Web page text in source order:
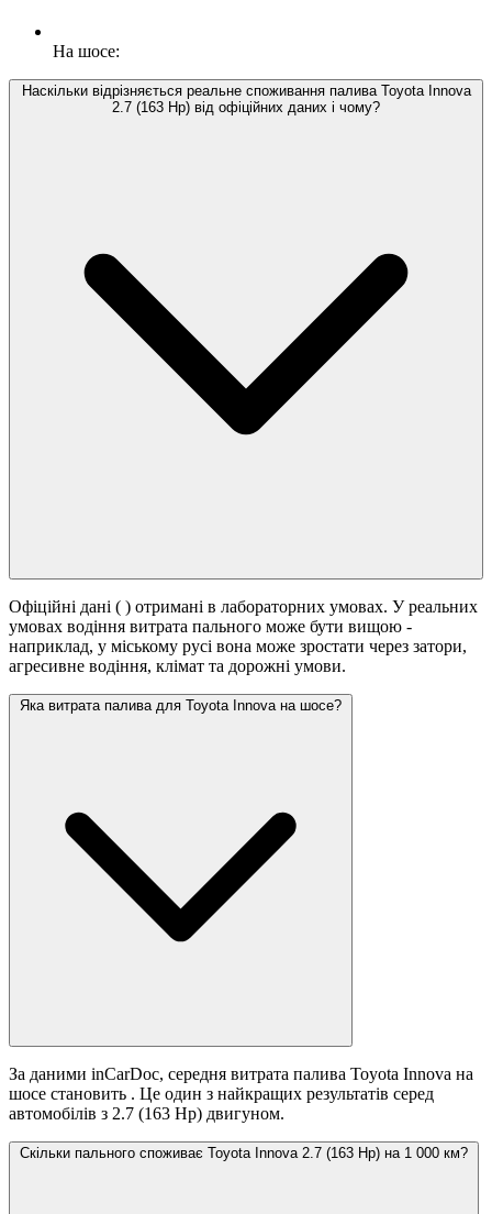
На шосе:
Наскільки відрізняється реальне споживання палива Toyota Innova
2.7 (163 Hp) від офіційних даних і чому?
Офіційні дані ( ) отримані в лабораторних умовах. У реальних
умовах водіння витрата пального може бути вищою -
наприклад, у міському русі вона може зростати через затори,
агресивне водіння, клімат та дорожні умови.
Яка витрата палива для Toyota Innova на шосе?
За даними inCarDoc, середня витрата палива Toyota Innova на
шосе становить . Це один з найкращих результатів серед
автомобілів з 2.7 (163 Hp) двигуном.
Скільки пального споживає Toyota Innova 2.7 (163 Hp) на 1 000 км?